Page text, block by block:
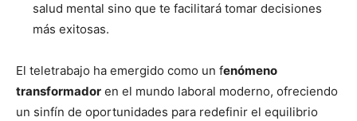
salud mental sino que te facilitará tomar decisiones
más exitosas.
El teletrabajo ha emergido como un fenómeno
transformador en el mundo laboral moderno, ofreciendo
un sinfín de oportunidades para redefinir el equilibrio